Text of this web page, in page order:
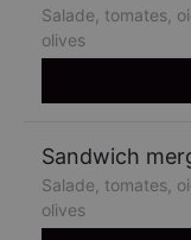
Salade, tomates,
olives
Sandwich
Salade, tomates,
olives